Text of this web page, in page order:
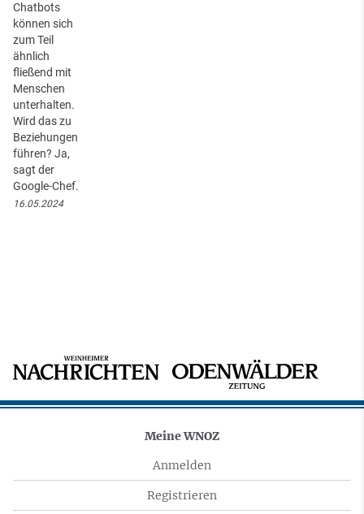
Chatbots
können sich
zum Teil
ähnlich
fließend mit
Menschen
unterhalten.
Wird das zu
Beziehungen
führen? Ja,
sagt der
Google-Chef.
16.05.2024
Meine WNOZ
Anmelden
Registrieren